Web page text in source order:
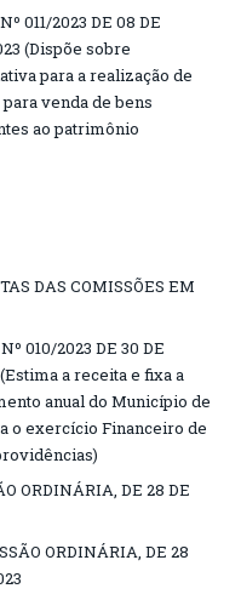
011/2023 DE 08 DE
(Dispõe sobre
para a realização de
venda de bens
ao patrimônio
DAS COMISSÕES EM
010/2023 DE 30 DE
(Estima a receita e fixa a
anual do Município de
o exercício Financeiro de
ORDINÁRIA, DE 28 DE
ORDINÁRIA, DE 28